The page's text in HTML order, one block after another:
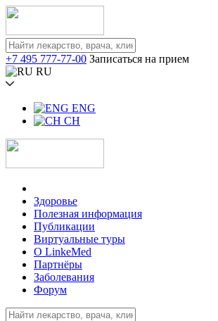
+7 495 777-77-00 Записаться на прием
RU
ENG
CH
Здоровье
Полезная информация
Публикации
Виртуальные туры
О LinkeMed
Партнёры
Заболевания
Форум